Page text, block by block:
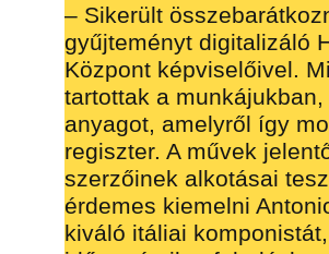
– Sikerült
gyűjteményt digitalizáló
Központ képviselőivel.
tartottak a
anyagot, amelyről így
regiszter. A művek
szerzőinek alkotásai
érdemes kiemelni
kiváló itáliai